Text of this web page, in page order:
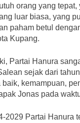
orang yang tepat,
luar biasa, yang
paham betul
Kupang.
Partai Hanura
sejak dari
kemampuan,
Jonas pada
2029 Partai Hanura